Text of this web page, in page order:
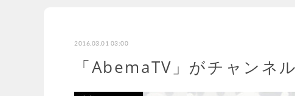
2016.03.01 03:00
「AbemaTV」がチャンネ